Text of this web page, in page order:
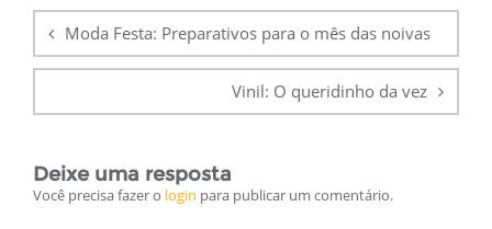
de
PostModa Festa: Preparativos para o mês das noivas
Vinil: O queridinho da vez
Deixe uma resposta
Você precisa fazer o login para publicar um comentário.